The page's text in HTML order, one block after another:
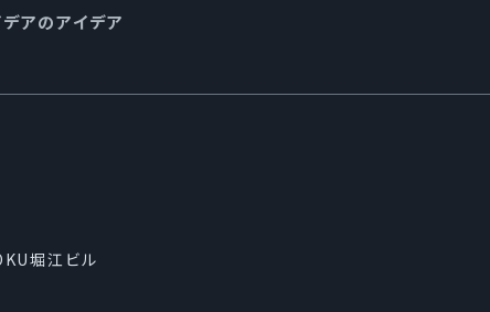
アのアイデア
堀江ビル